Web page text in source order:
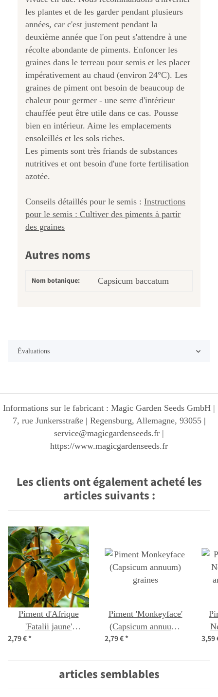
les plantes et de les garder pendant plusieurs
années, car c'est justement pendant la
deuxième année que l'on peut s'attendre à une
récolte abondante de piments. Enfoncer les
graines dans le terreau pour semis et les placer
impérativement au chaud (environ 24°C). Les
graines de piment ont besoin de beaucoup de
chaleur pour germer - une serre d'intérieur
chauffée peut être utile dans ce cas. Pousse
bien en intérieur. Aime les emplacements
ensoleillés et les sols riches.
Les piments sont très friands de substances
nutritives et ont besoin d'une forte fertilisation
azotée.
Conseils détaillés pour le semis : Instructions
pour le semis : Cultiver des piments à partir
des graines
Autres noms
Nom botanique: Capsicum baccatum
Évaluations
Informations sur le fabricant : Magic Garden Seeds GmbH |
7, rue Junkersstraße | Regensburg, Allemagne, 93055 |
service@magicgardenseeds.fr |
https://www.magicgardenseeds.fr
Les clients ont également acheté les
articles suivants :
Piment d'Afrique
'Fatalii jaune'
(Capsicum chinense)
2,79 €*
Piment 'Monkeyface'
(Capsicum annuum)
2,79 €* 3,59
articles semblables